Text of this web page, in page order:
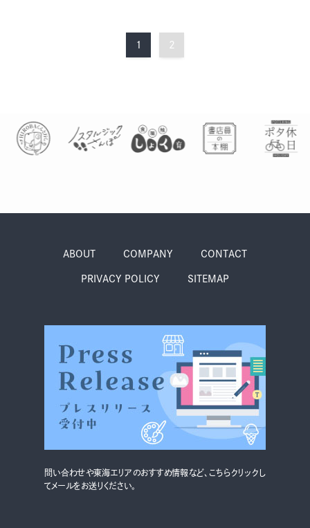
1 2
ABOUT COMPANY CONTACT
PRIVACY POLICY SITEMAP
問い合わせや東海エリアのおすすめ情報など、こちらクリックし
てメールをお送りください。